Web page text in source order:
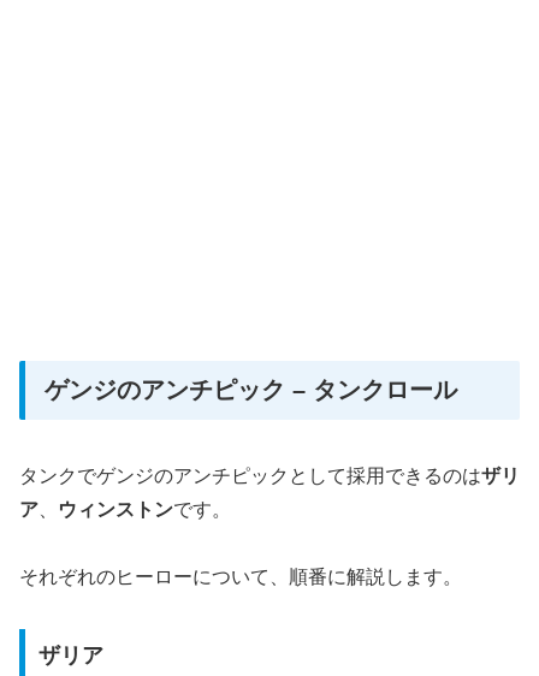
ゲンジのアンチピック – タンクロール
タンクでゲンジのアンチピックとして採用できるのはザリ
ア
ウィンストンです。
それぞれのヒーローについて、順番に解説します。
ザリア